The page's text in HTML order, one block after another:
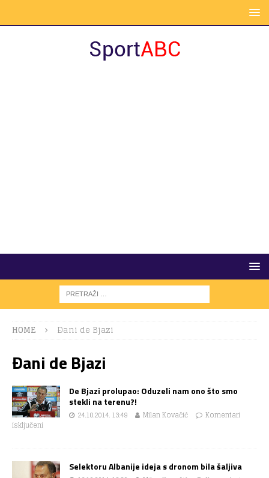
HOME Ðani de Bjazi
Ðani de Bjazi
De Bjazi prolupao: Oduzeli nam ono što smo
stekli na terenu?!
24.10.2014. 13:49 Milan Kovačić
Komentari
isključeni
Selektoru Albanije ideja s dronom bila šaljiva